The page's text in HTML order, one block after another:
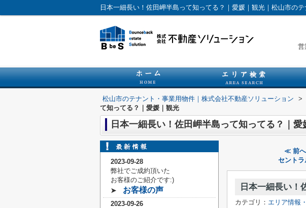
日本一細長い！佐田岬半島って知ってる？｜愛媛｜観光｜松山市の
営
松山市のテナント・事業用物件｜株式会社不動産ソリューション >
て知ってる？｜愛媛｜観光
日本一細長い！佐田岬半島って知ってる？｜愛
≪ 前へ
セント
日本一細長い！
カテゴリ： エリア情報
2023-09-28
弊社でご成約頂いた
お客様のご紹介です:)
➤
お客様の声
2023-09-26